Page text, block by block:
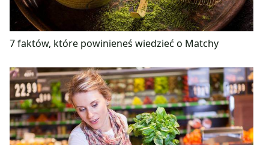
7 faktów, które powinieneś wiedzieć o Matchy